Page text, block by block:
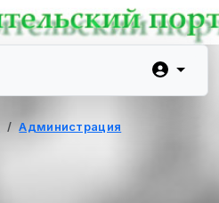
Администрация